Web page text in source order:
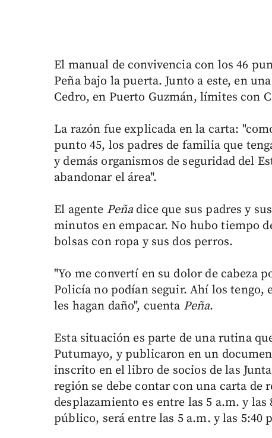
El manual de convivencia con los 46
Peña bajo la puerta. Junto a este, en
Cedro, en Puerto Guzmán, límites con
La razón fue explicada en la carta:
punto 45, los padres de familia que
y demás organismos de seguridad del
abandonar el área".
El agente Peña dice que sus padres y
minutos en empacar. No hubo tiempo
bolsas con ropa y sus dos perros.
"Yo me convertí en su dolor de cabeza
Policía no podían seguir. Ahí los tengo,
les hagan daño", cuenta Peña.
Esta situación es parte de una rutina
Putumayo, y publicaron en un
inscrito en el libro de socios de las
región se debe contar con una carta de
desplazamiento es entre las 5 a.m. y
público, será entre las 5 a.m. y las 5:40